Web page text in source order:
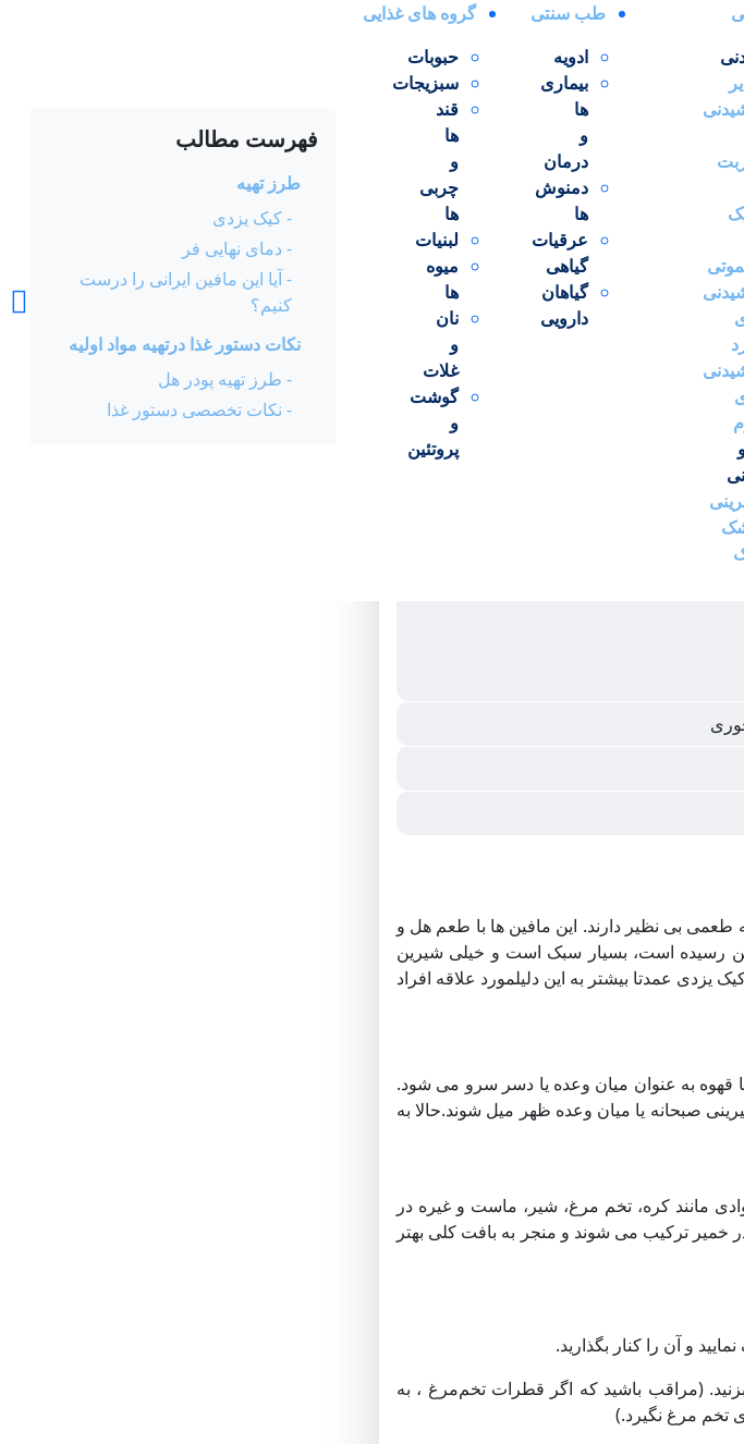
طب سنتی
ادویه
بیماری
ها
و
درمان
دمنوش
ها
عرقیات
گیاهی
گیاهان
دارویی
گروه های غذایی
حبوبات
سبزیجات
قند
ها
و
چربی
ها
لبنیات
میوه
ها
نان
و
غلات
گوشت
و
پروتئین
فروشگاه
magfood.ir/6D
طعمی بی نظیر دارند. این مافین ها با طعم هل و
رسیده است، بسیار سبک است و خیلی شیرین
عمدتا بیشتر به این دلیلمورد علاقه افراد
قهوه به عنوان میان وعده یا دسر سرو می شود.
صبحانه یا میان وعده ظهر میل شوند.حالا به
مانند کره، تخم مرغ، شیر، ماست و غیره در
خمیر ترکیب می شوند و منجر به بافت کلی بهتر
(مراقب باشید که اگر قطرات تخم‌مرغ ، به
تخم مرغ نگیرد.)
فهرست مطالب
طرز تهیه
- کیک یزدی
- دمای نهایی فر
- آیا این مافین ایرانی را درست
کنیم؟
نکات دستور غذا درتهیه مواد اولیه
- طرز تهیه پودر هل
- نکات تخصصی دستور غذا